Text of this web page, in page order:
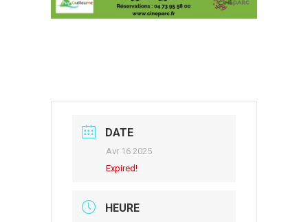
DATE
Avr 16 2025
Expired!
HEURE